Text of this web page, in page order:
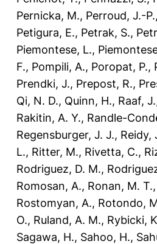
Pernicka, M., Perroud, J.-P.,
Petigura, E., Petrak, S.,
Piemontese, L.,
F., Pompili, A., Poropat, P.,
Prendki, J., Prepost, R.,
Qi, N. D., Quinn, H., Raaf, J.
Rakitin, A. Y., Randle-
Regensburger, J. J., Reidy,
L., Ritter, M., Rivetta, C.,
Rodriguez, D. M.,
Romosan, A., Ronan, M. T.,
Rostomyan, A., Rotondo,
O., Ruland, A. M., Rybicki,
Sagawa, H., Sahoo, H.,